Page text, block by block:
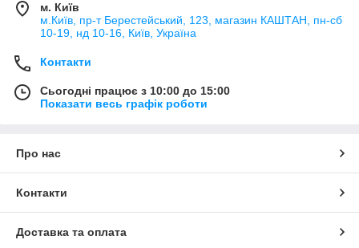
м. Київ
м.Київ, пр-т Берестейський, 123, магазин КАШТАН, пн-сб
10-19, нд 10-16, Київ, Україна
Контакти
Сьогодні працює з 10:00 до 15:00
Показати весь графік роботи
Про нас
Контакти
Доставка та оплата